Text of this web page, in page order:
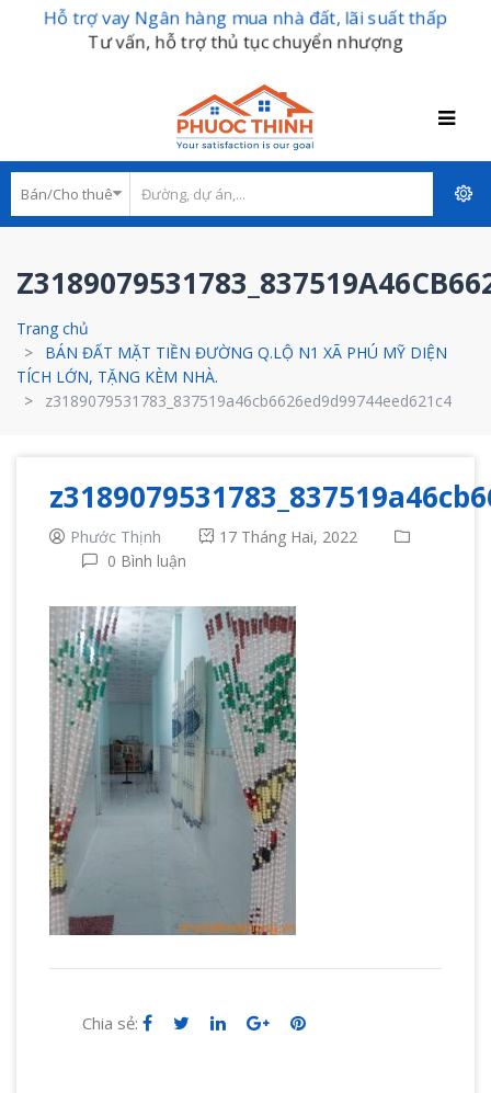
Hỗ trợ vay Ngân hàng mua nhà đất, lãi suất thấp
Tư vấn, hỗ trợ thủ tục chuyển nhượng
Trang chủ
BÁN ĐẤT MẶT TIỀN ĐƯỜNG Q.LỘ N1 XÃ PHÚ MỸ DIỆN
TÍCH LỚN, TẶNG KÈM NHÀ.
z3189079531783_837519a46cb6626ed9d99744eed621c4
Phước Thịnh
17 Tháng Hai, 2022
0 Bình luận
Chia sẻ: